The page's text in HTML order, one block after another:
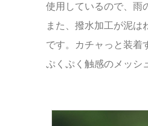
使用しているので、雨
また、撥水加工が泥は
です。カチャっと装着
ぷくぷく触感のメッシ